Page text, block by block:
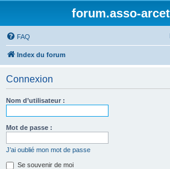
forum.asso-
FAQ
Index du forum
Connexion
Nom d’utilisateur :
Mot de passe :
J’ai oublié mon mot de passe
Se souvenir de moi